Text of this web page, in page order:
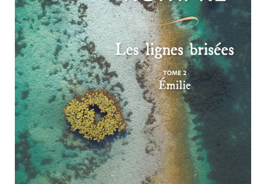
Nouveautés
Numérique
Livres audio
Meilleurs vendeurs
Page vedette
AUTEURS
À PROPOS
CONTACT